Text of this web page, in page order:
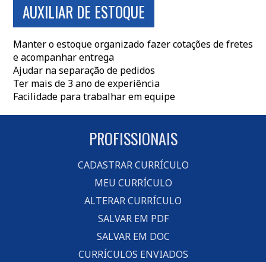
AUXILIAR DE ESTOQUE
Manter o estoque organizado fazer cotações de fretes
e acompanhar entrega
Ajudar na separação de pedidos
Ter mais de 3 ano de experiência
Facilidade para trabalhar em equipe
PROFISSIONAIS
CADASTRAR CURRÍCULO
MEU CURRÍCULO
ALTERAR CURRÍCULO
SALVAR EM PDF
SALVAR EM DOC
CURRÍCULOS ENVIADOS